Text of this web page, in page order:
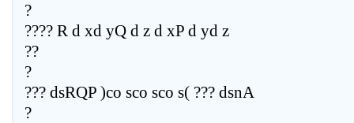
?
???? R d xd yQ d z d xP d yd z
??
?
??? dsRQP )co sco sco s( ??? dsnA
?